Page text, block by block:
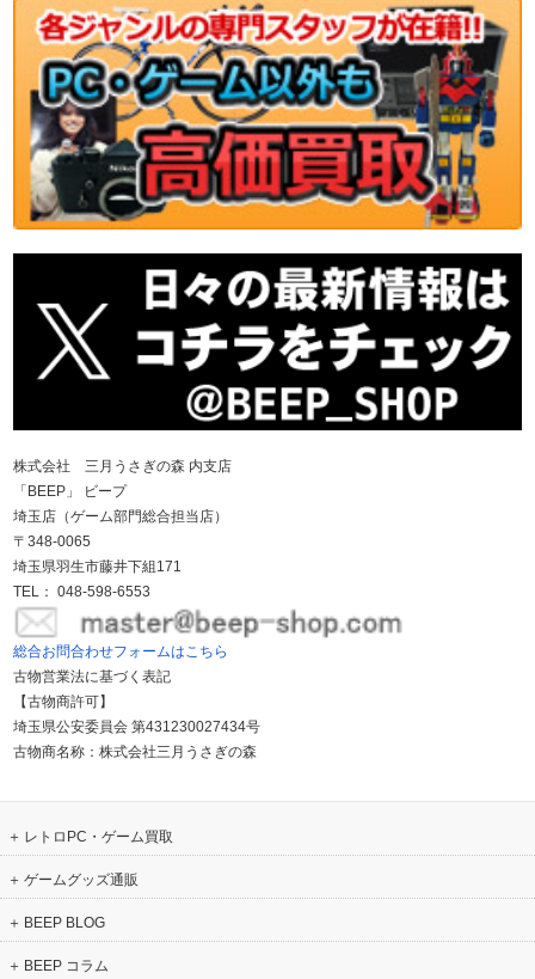
株式会社 三月うさぎの森 内支店
「BEEP」 ビープ
埼玉店（ゲーム部門総合担当店）
〒348-0065
埼玉県羽生市藤井下組171
TEL： 048-598-6553
総合お問合わせフォームはこちら
古物営業法に基づく表記
【古物商許可】
埼玉県公安委員会 第431230027434号
古物商名称：株式会社三月うさぎの森
レトロPC・ゲーム買取
ゲームグッズ通販
BEEP BLOG
BEEP コラム